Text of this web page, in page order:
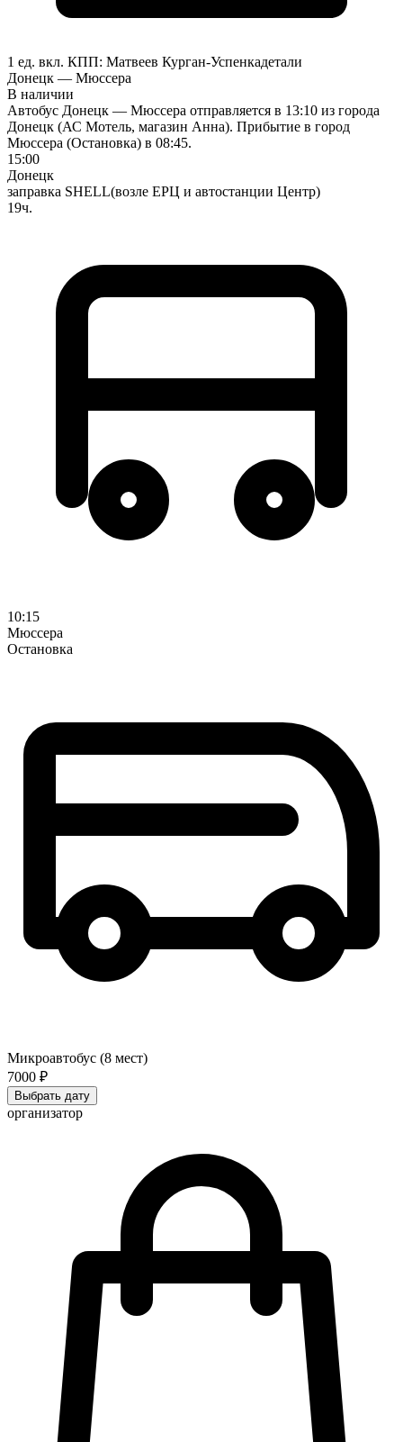
1 ед. вкл. КПП: Матвеев Курган-Успенкадетали
Донецк — Мюссера
В наличии
Автобус Донецк — Мюссера отправляется в 13:10 из города
Донецк (АС Мотель, магазин Анна). Прибытие в город
Мюссера (Остановка) в 08:45.
15:00
Донецк
заправка SHELL(возле ЕРЦ и автостанции Центр)
19ч.
10:15
Мюссера
Остановка
Микроавтобус (8 мест)
7000 ₽
Выбрать дату
организатор